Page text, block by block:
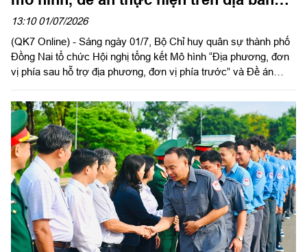
giai đoạn 2019 - 2025
13:10 01/07/2026
(QK7 Online) - Sáng ngày 01/7, Bộ Chỉ huy quân sự thành phố
Đồng Nai tổ chức Hội nghị tổng kết Mô hình “Địa phương, đơn
vị phía sau hỗ trợ địa phương, đơn vị phía trước” và Đề án
đoạn 2019 - 2025”. Đại tá Nguyễn Thanh Phong, Phó Bí thư
thường trực Đảng ủy Quân sự, Chính uỷ Bộ Chỉ huy Quân sự
Thành phố chủ trì hội nghị.